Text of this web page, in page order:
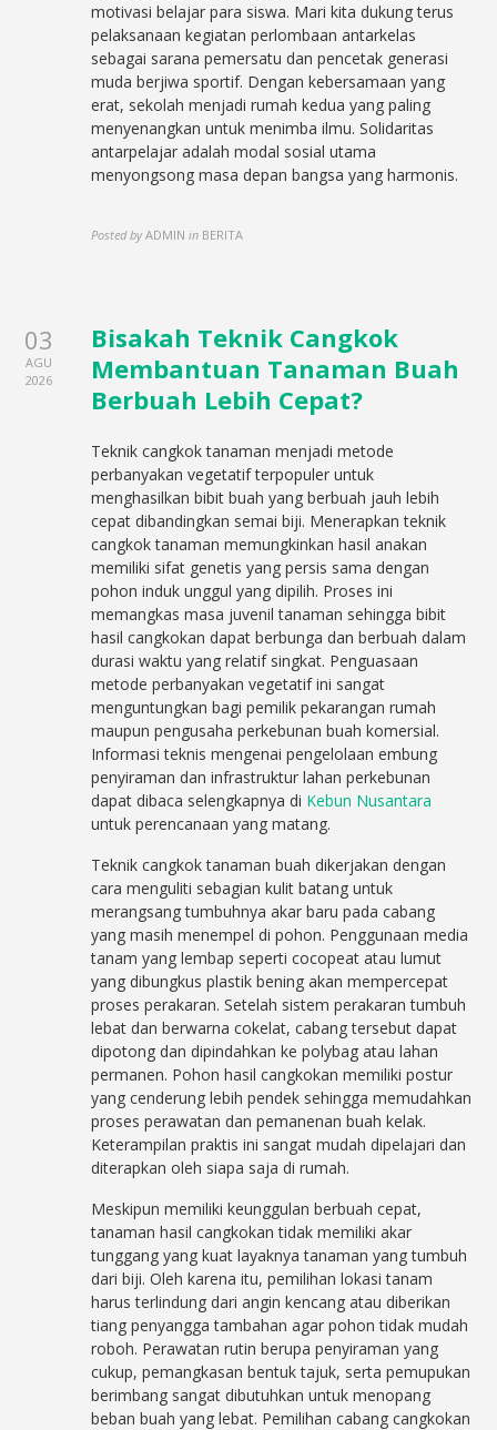
motivasi belajar para siswa. Mari kita dukung terus
pelaksanaan kegiatan perlombaan antarkelas
sebagai sarana pemersatu dan pencetak generasi
muda berjiwa sportif. Dengan kebersamaan yang
erat, sekolah menjadi rumah kedua yang paling
menyenangkan untuk menimba ilmu. Solidaritas
antarpelajar adalah modal sosial utama
menyongsong masa depan bangsa yang harmonis.
Posted by ADMIN in BERITA
03
AGU
2026
Bisakah Teknik Cangkok
Membantuan Tanaman Buah
Berbuah Lebih Cepat?
Teknik cangkok tanaman menjadi metode
perbanyakan vegetatif terpopuler untuk
menghasilkan bibit buah yang berbuah jauh lebih
cepat dibandingkan semai biji. Menerapkan teknik
cangkok tanaman memungkinkan hasil anakan
memiliki sifat genetis yang persis sama dengan
pohon induk unggul yang dipilih. Proses ini
memangkas masa juvenil tanaman sehingga bibit
hasil cangkokan dapat berbunga dan berbuah dalam
durasi waktu yang relatif singkat. Penguasaan
metode perbanyakan vegetatif ini sangat
menguntungkan bagi pemilik pekarangan rumah
maupun pengusaha perkebunan buah komersial.
Informasi teknis mengenai pengelolaan embung
penyiraman dan infrastruktur lahan perkebunan
dapat dibaca selengkapnya di Kebun Nusantara
untuk perencanaan yang matang.
Teknik cangkok tanaman buah dikerjakan dengan
cara menguliti sebagian kulit batang untuk
merangsang tumbuhnya akar baru pada cabang
yang masih menempel di pohon. Penggunaan media
tanam yang lembap seperti cocopeat atau lumut
yang dibungkus plastik bening akan mempercepat
proses perakaran. Setelah sistem perakaran tumbuh
lebat dan berwarna cokelat, cabang tersebut dapat
dipotong dan dipindahkan ke polybag atau lahan
permanen. Pohon hasil cangkokan memiliki postur
yang cenderung lebih pendek sehingga memudahkan
proses perawatan dan pemanenan buah kelak.
Keterampilan praktis ini sangat mudah dipelajari dan
diterapkan oleh siapa saja di rumah.
Meskipun memiliki keunggulan berbuah cepat,
tanaman hasil cangkokan tidak memiliki akar
tunggang yang kuat layaknya tanaman yang tumbuh
dari biji. Oleh karena itu, pemilihan lokasi tanam
harus terlindung dari angin kencang atau diberikan
tiang penyangga tambahan agar pohon tidak mudah
roboh. Perawatan rutin berupa penyiraman yang
cukup, pemangkasan bentuk tajuk, serta pemupukan
berimbang sangat dibutuhkan untuk menopang
beban buah yang lebat. Pemilihan cabang cangkokan